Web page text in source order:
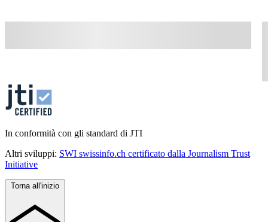
In conformità con gli standard di JTI
Altri sviluppi: SWI swissinfo.ch certificato dalla Journalism Trust
Initiative
Torna all'inizio